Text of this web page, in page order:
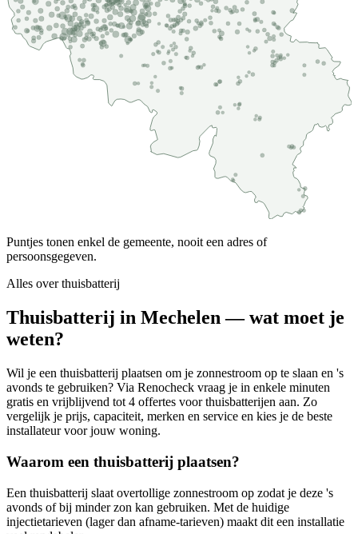
Puntjes tonen enkel de gemeente, nooit een adres of
persoonsgegeven.
Alles overthuisbatterij
Thuisbatterij in Mechelen — wat moet je
weten?
Wil je een thuisbatterij plaatsen om je zonnestroom op te slaan en 's
avonds te gebruiken? Via Renocheck vraag je in enkele minuten
gratis en vrijblijvend tot 4 offertes voor thuisbatterijen aan. Zo
vergelijk je prijs, capaciteit, merken en service en kies je de beste
installateur voor jouw woning.
Waarom een thuisbatterij plaatsen?
Een thuisbatterij slaat overtollige zonnestroom op zodat je deze 's
avonds of bij minder zon kan gebruiken. Met de huidige
injectietarieven (lager dan afname-tarieven) maakt dit een installatie